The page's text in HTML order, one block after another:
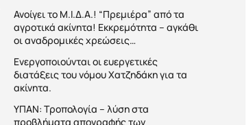
Ανοίγει το Μ.Ι.Δ.Α.! “Πρεμιέρα” από τα
αγροτικά ακίνητα! Εκκρεμότητα – αγκάθι
οι αναδρομικές χρεώσεις…
Ενεργοποιούνται οι ευεργετικές
διατάξεις του νόμου Χατζηδάκη για τα
ακίνητα.
ΥΠΑΝ: Τροπολογία – λύση στα
προβλήματα απογραφής των